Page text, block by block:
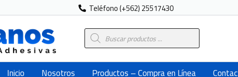
Teléfono (+562) 25517430
Búsqueda
de
Inicio Nosotros Productos – Compra en Línea